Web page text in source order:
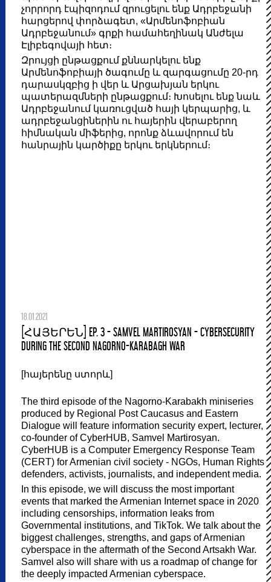
չորրորդ էպիզոդում զրուցելու ենք Ադրբեջանի
հարցերով փորձագետ, «Արմենոֆոբիան
Ադրբեջանում» գրքի համահեղինակ Անժելա
Էլիբեգովայի հետ։
Զրույցի ընթացքում քննարկելու ենք
Արմենոֆոբիայի ծագումը և զարգացումը 20-րդ
դարասկզբից ի վեր և Արցախյան երկու
պատերազմների ընթացքում։ Խոսելու ենք նաև
Ադրբեջանում կառուցված հայի կերպարից, և
ադրբեջանցիներին ու հայերին վերաբերող
հիմնական միֆերից, որոնք ձևավորում են
հանրային կարծիքը երկու երկներում։
18.01.2021
[ՀԱՅԵՐԵՆ] EP. 3 - SAMVEL MARTIROSYAN - CYBERSECURITY
DURING THE SECOND NAGORNO-KARABAGH WAR
[հայերենը ստորև]
The third episode of the Nagorno-Karabakh miniseries
produced by Regional Post Caucasus and Eastern
Dialogue will feature information security expert, lecturer,
co-founder of CyberHUB, Samvel Martirosyan.
CyberHUB is a Computer Emergency Response Team
(CERT) for Armenian civil society - NGOs, Human Rights
defenders, activists, journalists, and independent media.
In this episode, we will discuss the most important
events that marked the Armenian Internet space in 2020
including censorships, information leaks from
Governmental institutions, and TikTok. We talk about the
biggest challenges, strengths, and gaps of Armenian
cyberspace in the aftermath of the Second Artsakh War.
Samvel also will share with us a roadmap of change for
the deeply impacted Armenian cyberspace.